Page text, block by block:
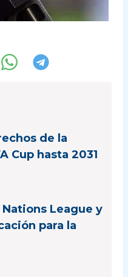
de la
Cup hasta 2031
Nations League y
para la